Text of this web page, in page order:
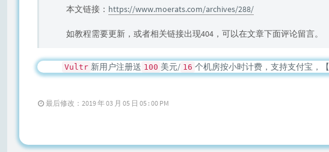
本文链接： https://www.moerats.com/archives/288/
如教程需要更新，或者相关链接出现404，可以在文章下面评论留言。
Vultr 新用户注册送 100 美元/ 16 个机房按小时计费，支持支付宝，【
最后修改：2019 年 03 月 05 日 05 : 00 PM